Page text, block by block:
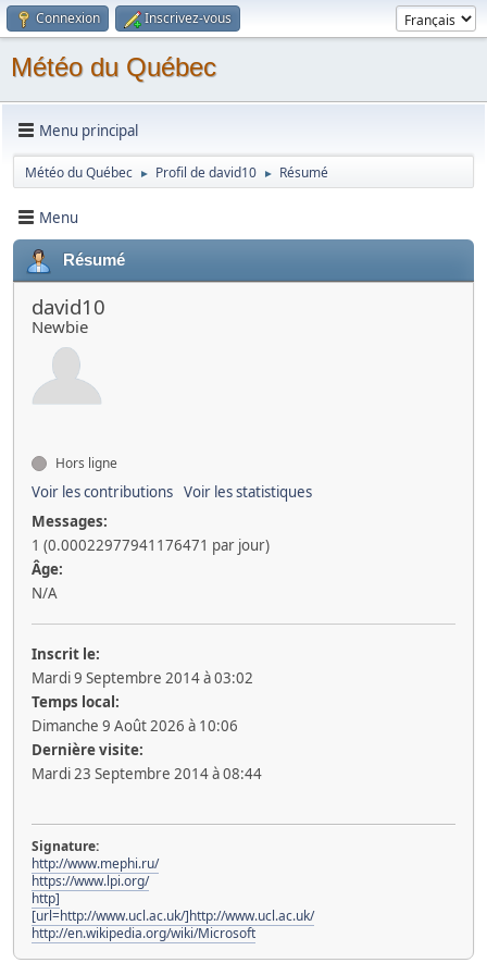
Connexion Inscrivez-vous
Météo du Québec
Menu principal
Météo du Québec ► Profil de david10 ► Résumé
Menu
Résumé
david10
Newbie
Hors ligne
Voir les contributions Voir les statistiques
Messages:
1 (0.00022977941176471 par jour)
Âge:
N/A
Inscrit le:
Mardi 9 Septembre 2014 à 03:02
Temps local:
Dimanche 9 Août 2026 à 10:06
Dernière visite:
Mardi 23 Septembre 2014 à 08:44
Signature:
http://www.mephi.ru/
https://www.lpi.org/
http]
[url=http://www.ucl.ac.uk/]http://www.ucl.ac.uk/
http://en.wikipedia.org/wiki/Microsoft